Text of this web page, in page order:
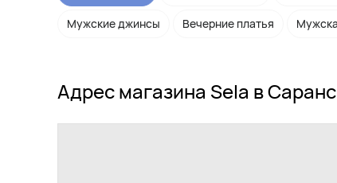
Мужские джинсы Вечерние платья
Адрес магазина Sela в